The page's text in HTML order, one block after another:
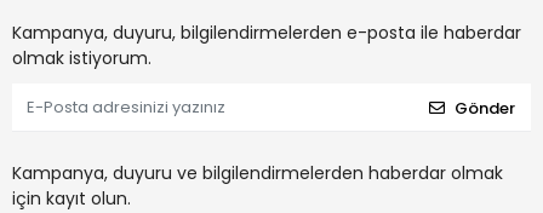
Kampanya, duyuru, bilgilendirmelerden e-posta ile haberdar
olmak istiyorum.
Gönder
Kampanya, duyuru ve bilgilendirmelerden haberdar olmak
için kayıt olun.